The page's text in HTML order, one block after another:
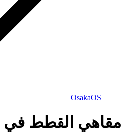
OsakaOS
مقاهي القطط في Osaka